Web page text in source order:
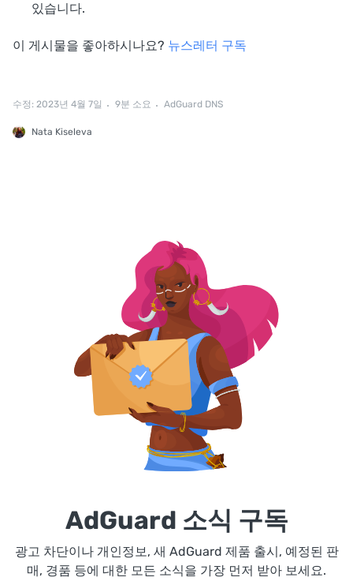
있습니다.
이 게시물을 좋아하시나요? 뉴스레터 구독
수정: 2023년 4월 7일 9분 소요 AdGuard DNS
Nata Kiseleva
AdGuard 소식 구독
광고 차단이나 개인정보, 새 AdGuard 제품 출시, 예정된 판
매, 경품 등에 대한 모든 소식을 가장 먼저 받아 보세요.